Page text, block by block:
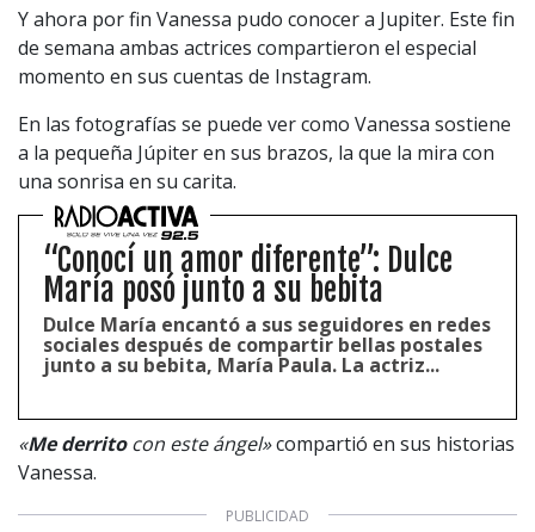
Y ahora por fin Vanessa pudo conocer a Jupiter. Este fin
de semana ambas actrices compartieron el especial
momento en sus cuentas de Instagram.
En las fotografías se puede ver como Vanessa sostiene
a la pequeña Júpiter en sus brazos, la que la mira con
una sonrisa en su carita.
“Conocí un amor diferente”: Dulce
María posó junto a su bebita
Dulce María encantó a sus seguidores en redes
sociales después de compartir bellas postales
junto a su bebita, María Paula. La actriz...
«Me derritocon este ángel»compartió en sus historias
Vanessa.